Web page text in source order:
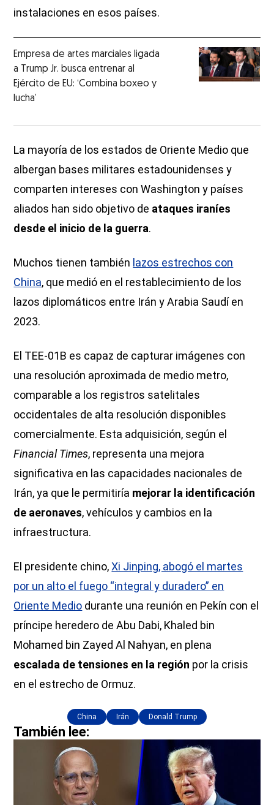
instalaciones en esos países.
Empresa de artes marciales ligada
a Trump Jr. busca entrenar al
Ejército de EU: ‘Combina boxeo y
lucha’
La mayoría de los estados de Oriente Medio que
albergan bases militares estadounidenses y
comparten intereses con Washington y países
aliados han sido objetivo de ataques iraníes
desde el inicio de la guerra.
Muchos tienen también lazos estrechos con
China, que medió en el restablecimiento de los
lazos diplomáticos entre Irán y Arabia Saudí en
2023.
El TEE-01B es capaz de capturar imágenes con
una resolución aproximada de medio metro,
comparable a los registros satelitales
occidentales de alta resolución disponibles
comercialmente. Esta adquisición, según el
Financial Times, representa una mejora
significativa en las capacidades nacionales de
Irán, ya que le permitiría mejorar la identificación
de aeronaves, vehículos y cambios en la
infraestructura.
El presidente chino,Xi Jinping, abogó el martes
por un alto el fuego “integral y duradero” en
Oriente Medio durante una reunión en Pekín con el
príncipe heredero de Abu Dabi, Khaled bin
Mohamed bin Zayed Al Nahyan, en plena
escalada de tensiones en la región por la crisis
en el estrecho de Ormuz.
China Irán Donald Trump
También lee: